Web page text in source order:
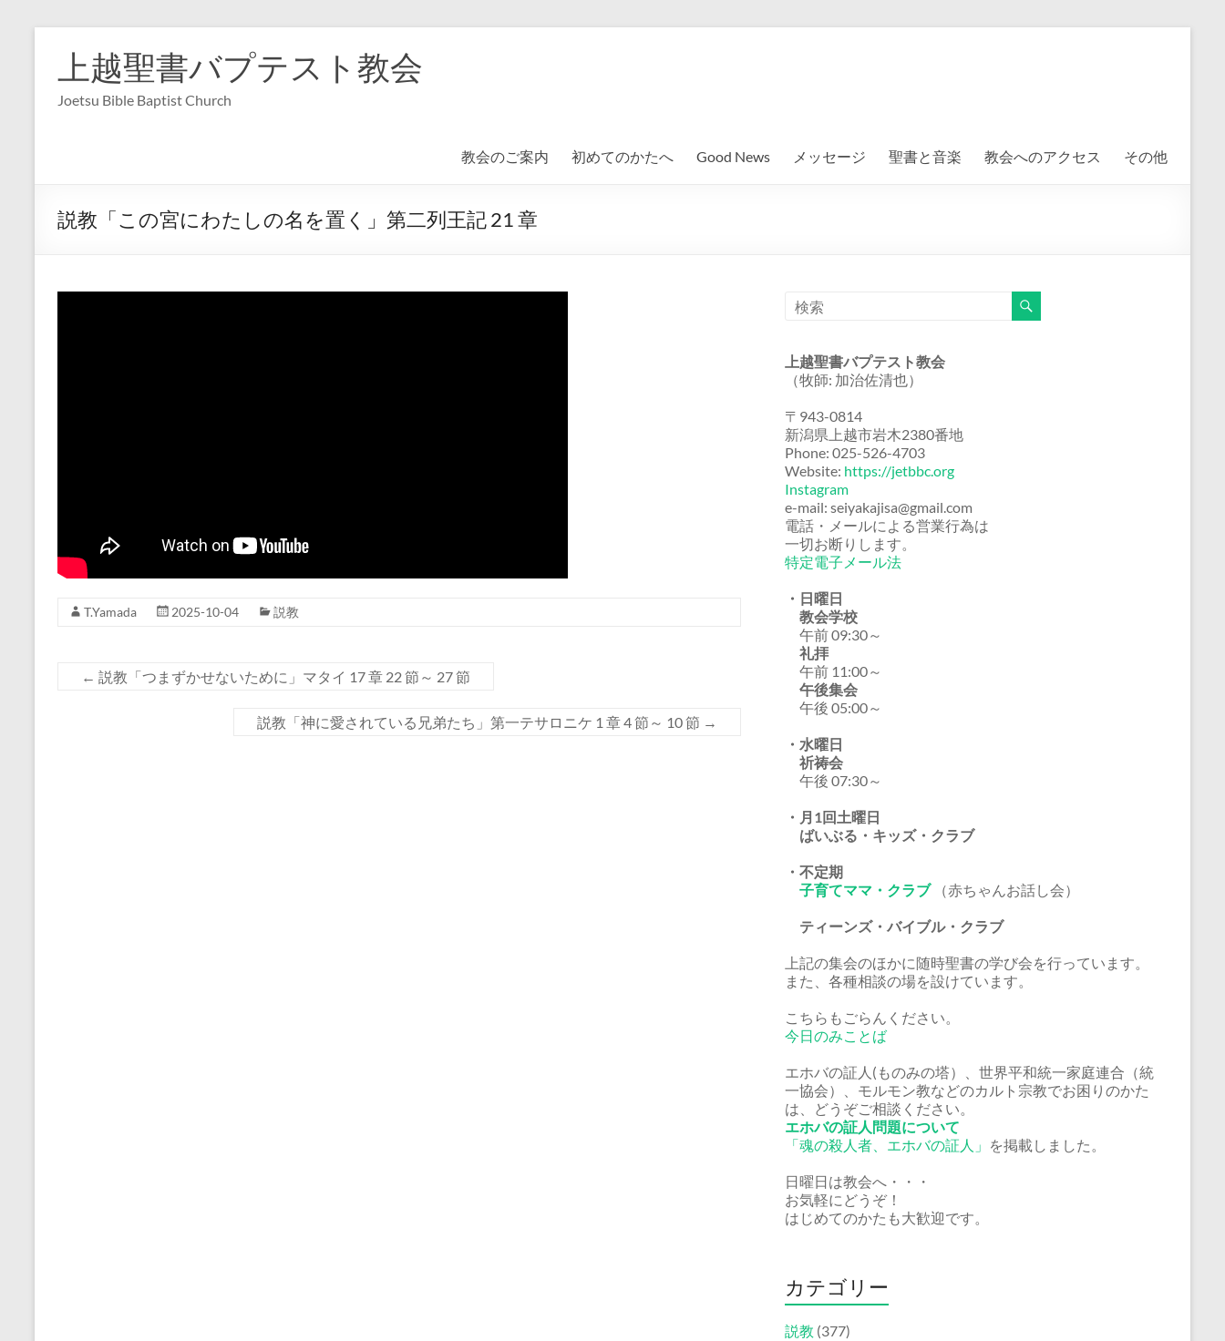
上越聖書バプテスト教会
Joetsu Bible Baptist Church
教会のご案内 初めてのかたへ Good News メッセージ 聖書と音楽 教会へのアクセス その他
説教「この宮にわたしの名を置く」第二列王記 21 章
T.Yamada 2025-10-04 説教
← 説教「つまずかせないために」マタイ 17 章 22 節～ 27 節
説教「神に愛されている兄弟たち」第一テサロニケ 1 章 4 節～ 10 節 →
上越聖書バプテスト教会
（牧師: 加治佐清也）
〒943-0814
新潟県上越市岩木2380番地
Phone: 025-526-4703
Website: https://jetbbc.org
Instagram
e-mail: seiyakajisa@gmail.com
電話・メールによる営業行為は
一切お断りします。
特定電子メール法
・日曜日
教会学校
午前 09:30～
礼拝
午前 11:00～
午後集会
午後 05:00～
・水曜日
祈祷会
午後 07:30～
・月1回土曜日
ばいぶる・キッズ・クラブ
・不定期
子育てママ・クラブ（赤ちゃんお話し会）
ティーンズ・バイブル・クラブ
上記の集会のほかに随時聖書の学び会を行っています。
また、各種相談の場を設けています。
こちらもごらんください。
今日のみことば
エホバの証人(ものみの塔）、世界平和統一家庭連合（統
一協会）、モルモン教などのカルト宗教でお困りのかた
は、どうぞご相談ください。
エホバの証人問題について
「魂の殺人者、エホバの証人」 を掲載しました。
日曜日は教会へ・・・
お気軽にどうぞ！
はじめてのかたも大歓迎です。
カテゴリー
説教 (377)